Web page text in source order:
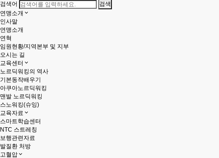
검색어
연맹소개
인사말
연맹소개
연혁
임원현황/지역본부 및 지부
오시는 길
교육센터
노르딕워킹의 역사
기본동작배우기
아쿠아노르딕워킹
맨발 노르딕워킹
스노워킹(슈잉)
교육자료
스마트학습센터
NTC 스트레칭
보행관련자료
발질환 처방
고혈압